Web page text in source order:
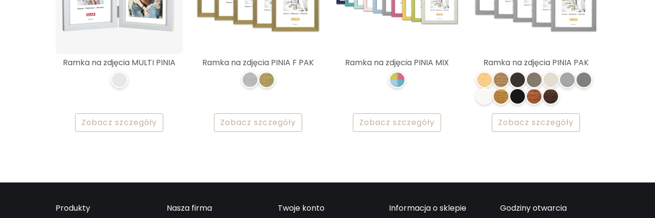
Ramka na zdjęcia MULTI PINIA
Zobacz szczegóły
Ramka na zdjęcia PINIA F PAK
Zobacz szczegóły
Ramka na zdjęcia PINIA MIX
Zobacz szczegóły
Ramka na zdjęcia PINIA PAK
Zobacz szczegóły
Produkty Nasza firma Twoje konto Informacja o sklepie Godziny otwarcia